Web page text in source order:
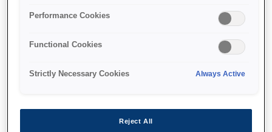
En sevdiğiniz filmleri, oyunları ve spor
evde büyütün
Akıllı ev eğlencesi
Performance Cookies
Functional Cookies
Strictly Necessary Cookies Always Active
Reject All